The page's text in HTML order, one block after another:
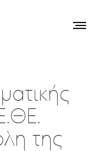
της